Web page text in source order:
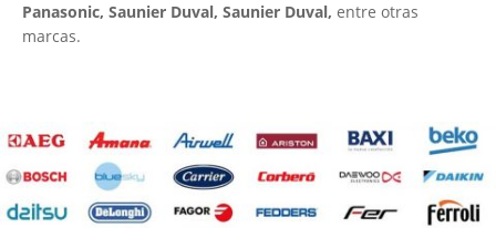
Panasonic, Saunier Duval, Saunier Duval, entre otras
marcas.